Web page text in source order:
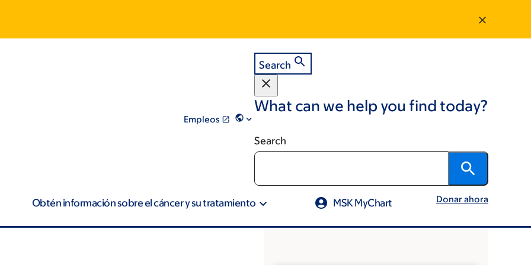
Empleos
Search
What can we help you find today?
Search
Obtén información sobre el cáncer y su tratamiento MSK MyChart Donar ahora